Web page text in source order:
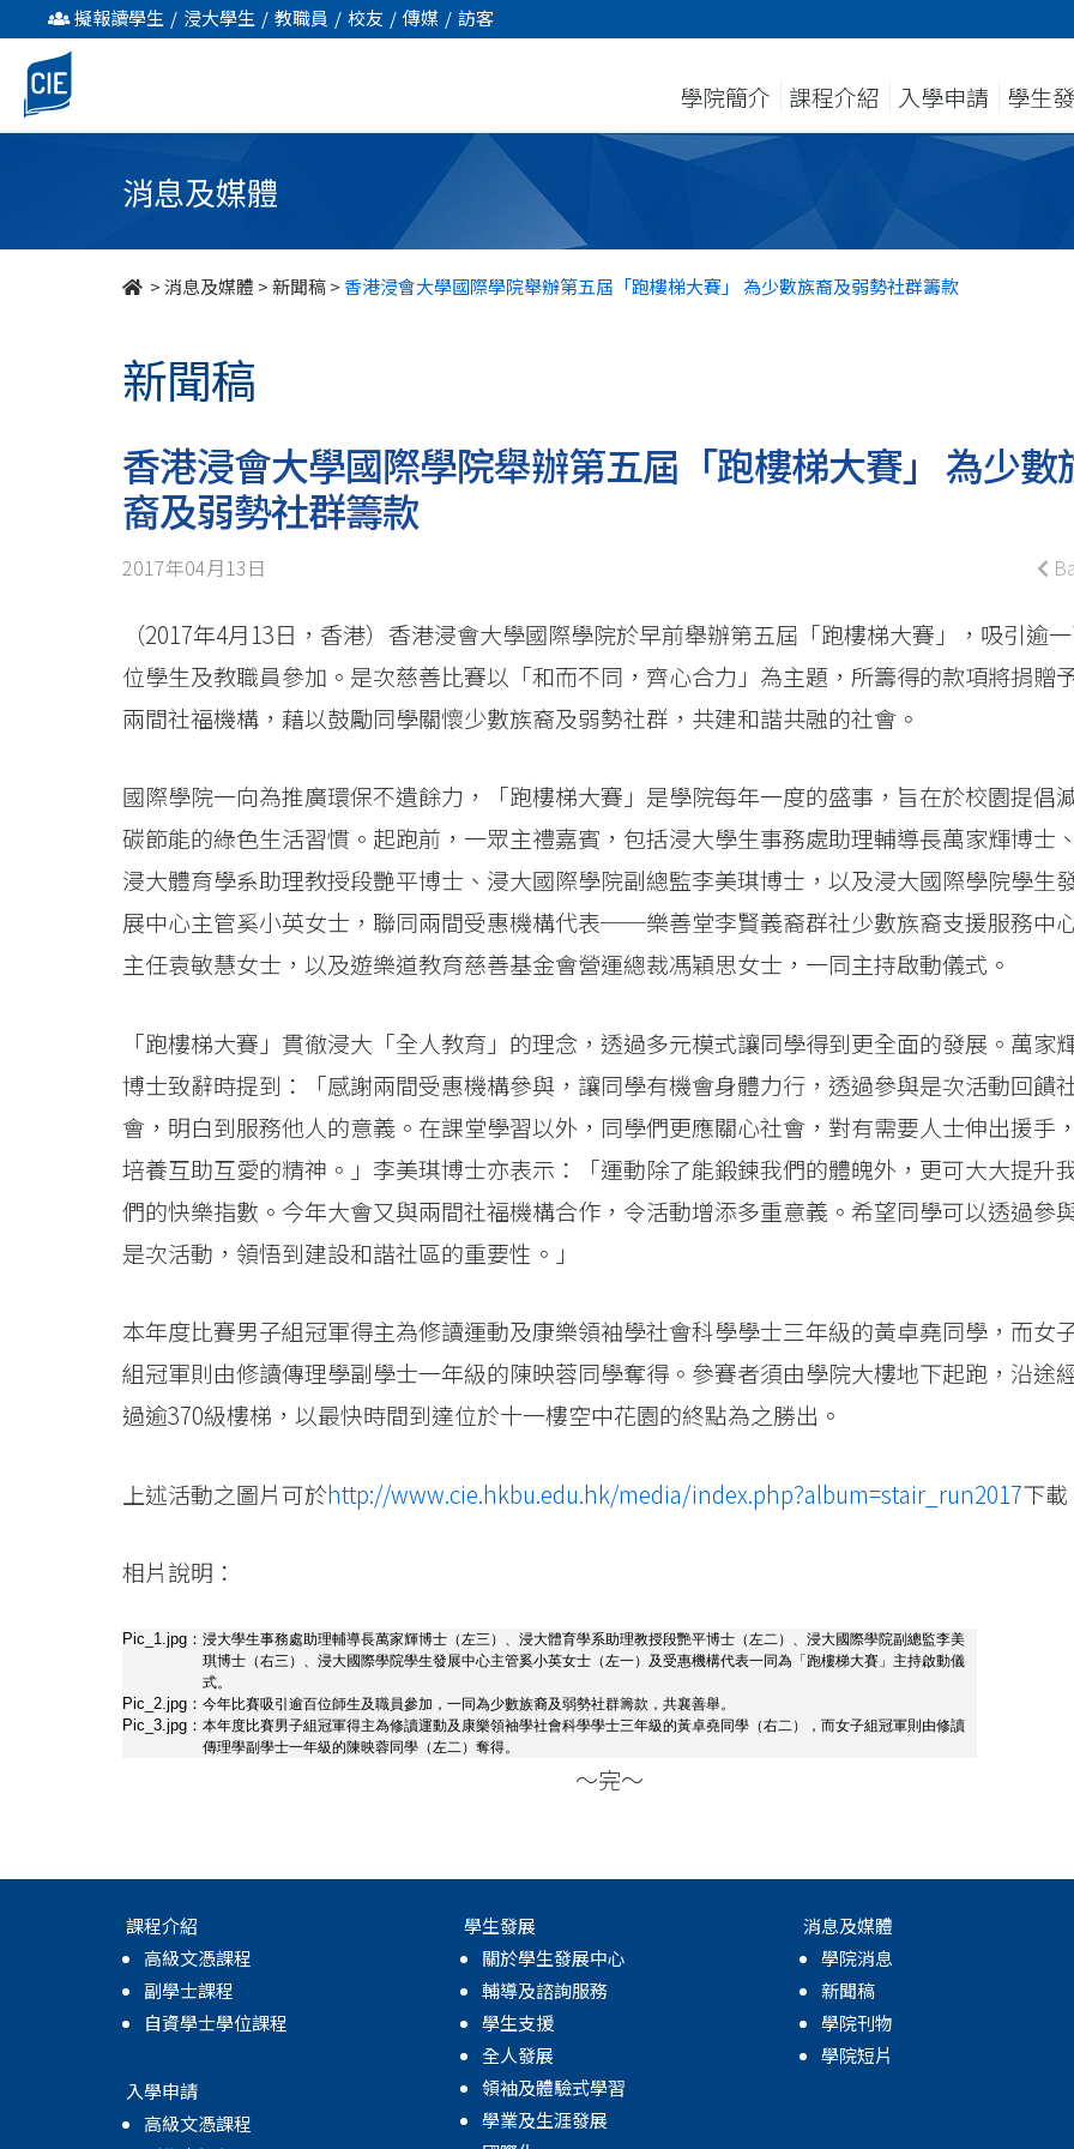
香
港
浸
息
擬報讀學生 / 浸大學生 / 教職員 / 校友 / 傳媒 / 訪客
學院簡介 課程介紹 入學申請 學生
消息及媒體
>消息及媒體 >新聞稿>香港浸會大學國際學院舉辦第五屆「跑樓梯大賽」 為少數族裔及弱勢社群籌款
新聞稿
香港浸會大學國際學院舉辦第五屆「跑樓梯大賽」 為少數
裔及弱勢社群籌款
2017年04月13日
（2017年4月13日，香港）香港浸會大學國際學院於早前舉辦第五屆「跑樓梯大賽」，吸引逾
位學生及教職員參加。是次慈善比賽以「和而不同，齊心合力」為主題，所籌得的款項將捐贈
兩間社福機構，藉以鼓勵同學關懷少數族裔及弱勢社群，共建和諧共融的社會。
國際學院一向為推廣環保不遺餘力，「跑樓梯大賽」是學院每年一度的盛事，旨在於校園提倡
碳節能的綠色生活習慣。起跑前，一眾主禮嘉賓，包括浸大學生事務處助理輔導長萬家輝博士、
浸大體育學系助理教授段艷平博士、浸大國際學院副總監李美琪博士，以及浸大國際學院學生
展中心主管奚小英女士，聯同兩間受惠機構代表──樂善堂李賢義裔群社少數族裔支援服務中
主任袁敏慧女士，以及遊樂道教育慈善基金會營運總裁馮穎思女士，一同主持啟動儀式。
「跑樓梯大賽」貫徹浸大「全人教育」的理念，透過多元模式讓同學得到更全面的發展。萬家
博士致辭時提到：「感謝兩間受惠機構參與，讓同學有機會身體力行，透過參與是次活動回饋
會，明白到服務他人的意義。在課堂學習以外，同學們更應關心社會，對有需要人士伸出援手，
培養互助互愛的精神。」李美琪博士亦表示：「運動除了能鍛鍊我們的體魄外，更可大大提升
們的快樂指數。今年大會又與兩間社福機構合作，令活動增添多重意義。希望同學可以透過參
是次活動，領悟到建設和諧社區的重要性。」
本年度比賽男子組冠軍得主為修讀運動及康樂領袖學社會科學學士三年級的黃卓堯同學，而女
組冠軍則由修讀傳理學副學士一年級的陳映蓉同學奪得。參賽者須由學院大樓地下起跑，沿途
過逾370級樓梯，以最快時間到達位於十一樓空中花園的終點為之勝出。
上述活動之圖片可於http://www.cie.hkbu.edu.hk/media/index.php?album=stair_run2017下載
相片說明：
Pic_1.jpg： 浸大學生事務處助理輔導長萬家輝博士（左三）、浸大體育學系助理教授段艷平博士（左二）、浸大國際學院副總監李美
琪博士（右三）、浸大國際學院學生發展中心主管奚小英女士（左一）及受惠機構代表一同為「跑樓梯大賽」主持啟動儀
式。
Pic_2.jpg： 今年比賽吸引逾百位師生及職員參加，一同為少數族裔及弱勢社群籌款，共襄善舉。
Pic_3.jpg： 本年度比賽男子組冠軍得主為修讀運動及康樂領袖學社會科學學士三年級的黃卓堯同學（右二），而女子組冠軍則由修讀
傳理學副學士一年級的陳映蓉同學（左二）奪得。
～完～
課程介紹
高級文憑課程
副學士課程
自資學士學位課程
入學申請
高級文憑課程
學生發展
關於學生發展中心
輔導及諮詢服務
學生支援
全人發展
領袖及體驗式學習
學業及生涯發展
消息及媒體
學院消息
新聞稿
學院刊物
學院短片